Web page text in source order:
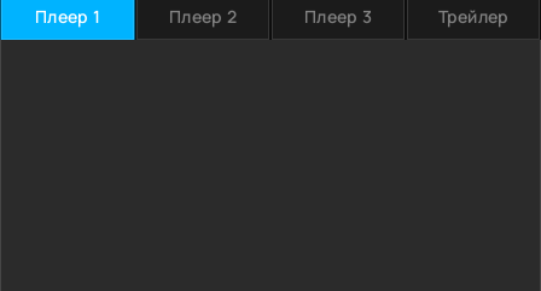
Плеер 1 Плеер 2 Плеер 3 Трейлер